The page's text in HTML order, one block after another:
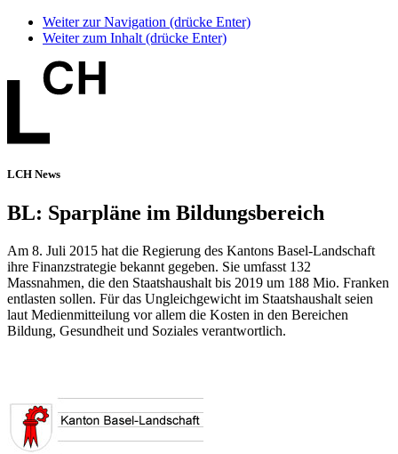
Weiter zur Navigation (drücke Enter)
Weiter zum Inhalt (drücke Enter)
LCH News
BL: Sparpläne im Bildungsbereich
Am 8. Juli 2015 hat die Regierung des Kantons Basel-Landschaft
ihre Finanzstrategie bekannt gegeben. Sie umfasst 132
Massnahmen, die den Staatshaushalt bis 2019 um 188 Mio. Franken
entlasten sollen. Für das Ungleichgewicht im Staatshaushalt seien
laut Medienmitteilung vor allem die Kosten in den Bereichen
Bildung, Gesundheit und Soziales verantwortlich.